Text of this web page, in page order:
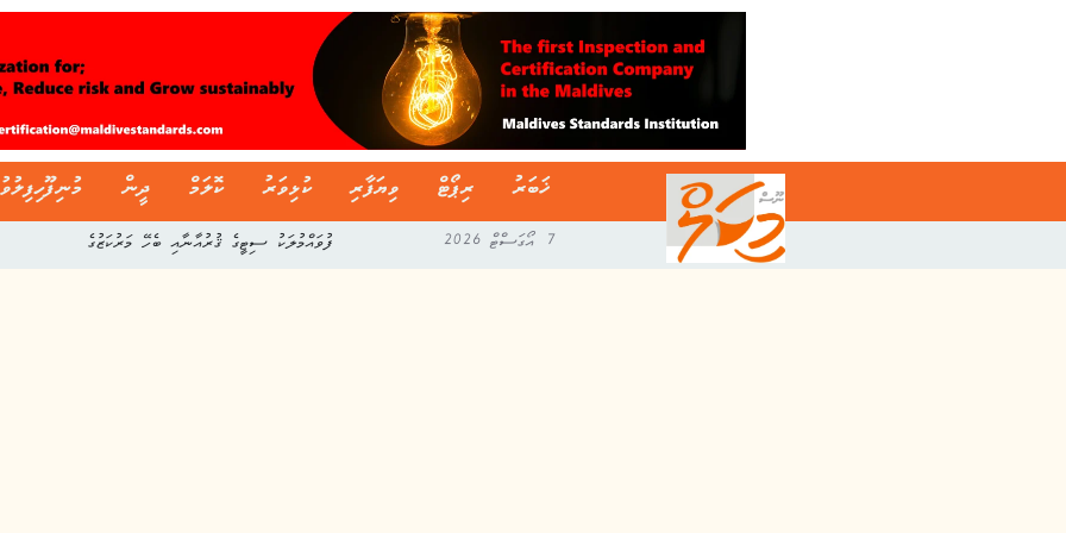
ޚަބަރު ރިޕޯޓް ވިޔަފާރި ކުޅިވަރު ކޮލަމް ދީން
7 އޯގަސްޓް 2026 ފުވައްމުލަކު ސިޓީގެ ޤުރުއާނާއި ބެހޭ މަރުކަޒުގެ